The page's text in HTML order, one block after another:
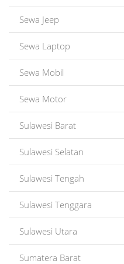
Sewa Jeep
Sewa Laptop
Sewa Mobil
Sewa Motor
Sulawesi Barat
Sulawesi Selatan
Sulawesi Tengah
Sulawesi Tenggara
Sulawesi Utara
Sumatera Barat